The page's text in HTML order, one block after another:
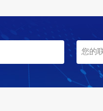
项目坐标
项目业主